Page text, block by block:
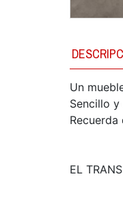
Un
Sencillo
EL